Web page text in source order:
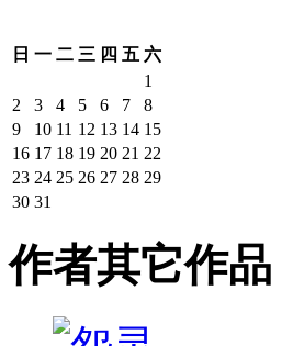
日 一 二 三 四 五 六
1
2
3 4 5 6 7
8
9
10 11 12 13 14 15
16 17 18 19 20 21 22
23 24 25 26 27 28 29
30 31
作者其它作品